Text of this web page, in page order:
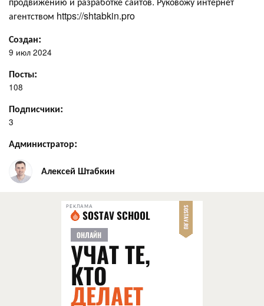
агентством https://shtabkin.pro
Создан:
9 июл 2024
Посты:
108
Подписчики:
3
Администратор:
Алексей Штабкин
РЕКЛАМА